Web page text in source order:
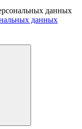
данных
данных